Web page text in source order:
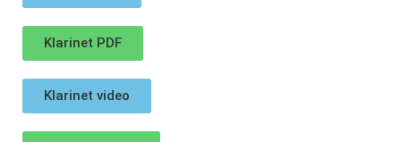
Klarinet PDF
Klarinet video